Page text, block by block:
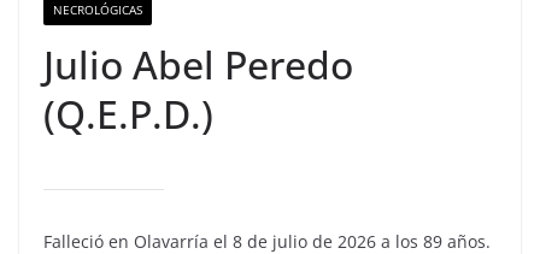
NECROLÓGICAS
Julio Abel Peredo
(Q.E.P.D.)
Falleció en Olavarría el 8 de julio de 2026 a los 89 años.